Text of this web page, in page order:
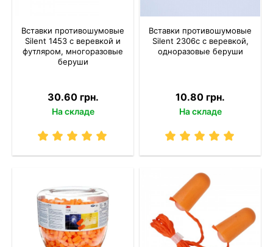
Вставки противошумовые
Silent 1453 с веревкой и
футляром, многоразовые
беруши
30.60 грн.
На складе
Вставки противошумовые
Silent 2306c с веревкой,
одноразовые беруши
10.80 грн.
На складе